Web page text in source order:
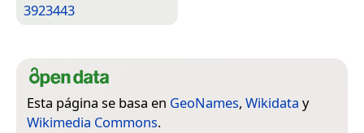
3923443
Esta página se basa en GeoNames, Wikidata y
Wikimedia Commons.